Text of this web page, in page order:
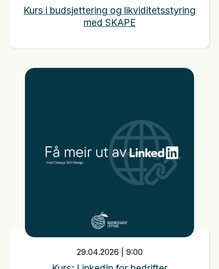
Kurs i budsjettering og likviditetsstyring
med SKAPE
29.04.2026 9:00